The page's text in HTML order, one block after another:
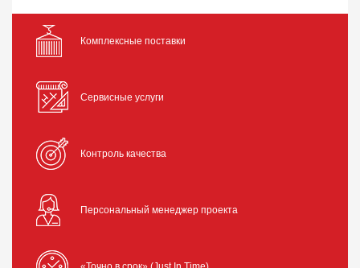
Комплексные поставки
Сервисные услуги
Контроль качества
Персональный менеджер проекта